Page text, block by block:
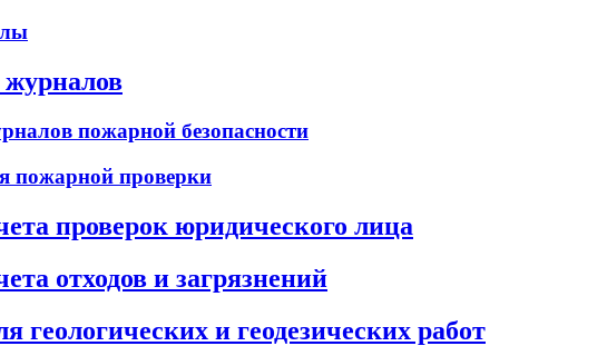
пожарной безопасности
пожарной проверки
проверок юридического лица
отходов и загрязнений
геологических и геодезических работ